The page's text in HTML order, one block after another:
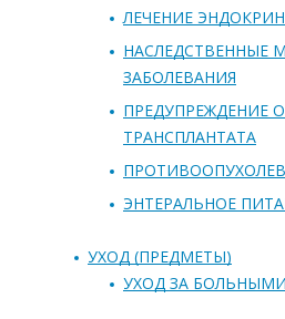
ЛЕЧЕНИЕ
НАСЛЕДСТВЕННЫЕ
ЗАБОЛЕВАНИЯ
ПРЕДУПРЕЖДЕНИЕ
ТРАНСПЛАНТАТА
ЭНТЕРАЛЬНОЕ
УХОД (ПРЕДМЕТЫ)
УХОД ЗА БОЛЬНЫМИ